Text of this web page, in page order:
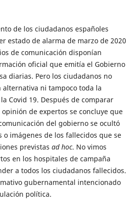
de los ciudadanos españoles
estado de alarma de marzo de 2020
de comunicación disponían
oficial que emitía el Gobierno
diarias. Pero los ciudadanos no
ni tampoco toda la
Covid 19. Después de comparar
de expertos se concluye que
del gobierno se ocultó
imágenes de los fallecidos que se
previstas ad hoc. No vimos
en los hospitales de campaña
a todos los ciudadanos fallecidos.
gubernamental intencionado
política.